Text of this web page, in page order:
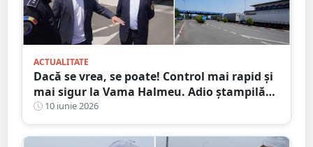
ACTUALITATE
Dacă se vrea, se poate! Control mai rapid și
mai sigur la Vama Halmeu. Adio ștampilă
”comunistă”
10 iunie 2026